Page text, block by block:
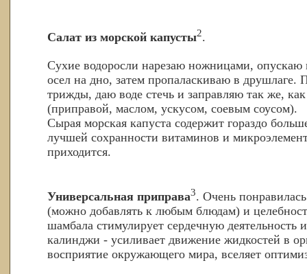
Салат из морской капусты2.
Сухие водоросли нарезаю ножницами, опускаю
осел на дно, затем пропаласкиваю в друшлаге.
трижды, даю воде стечь и заправляю так же,
(приправой, маслом, ускусом, соевым соусом).
Сырая морская капуста содержит гораздо
лучшей сохранности витаминов и
приходится.
Универсальная приправа3. Очень
(можно добавлять к любым блюдам) и
шамбала стимулирует сердечную деятельность
калинджи - усиливает движение жидкостей в
восприятие окружающего мира, вселяет